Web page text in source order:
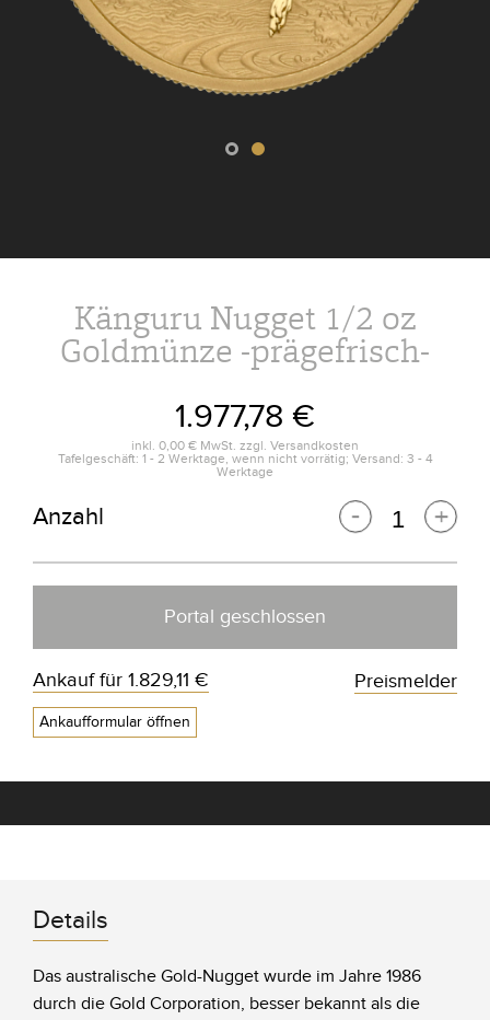
Känguru Nugget 1/2 oz
Goldmünze -prägefrisch-
1.977,78 €
inkl. 0,00 € MwSt. zzgl. Versandkosten
Tafelgeschäft: 1 - 2 Werktage, wenn nicht vorrätig; Versand: 3 - 4
Werktage
Anzahl
Portal geschlossen
Ankauf für 1.829,11 €
Ankaufformular öffnen
Preismelder
Details
Das australische Gold-Nugget wurde im Jahre 1986
durch die Gold Corporation, besser bekannt als die